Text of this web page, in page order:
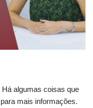
algumas coisas que
mais informações.